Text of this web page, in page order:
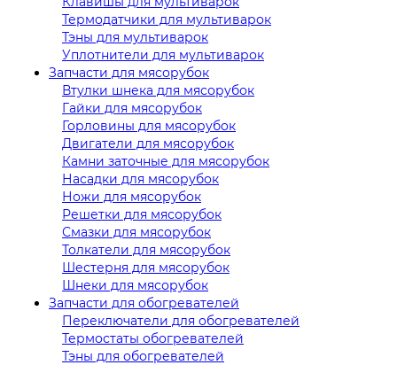
Термодатчики для мультиварок
Тэны для мультиварок
Уплотнители для мультиварок
Запчасти для мясорубок
Втулки шнека для мясорубок
Гайки для мясорубок
Горловины для мясорубок
Двигатели для мясорубок
Камни заточные для мясорубок
Насадки для мясорубок
Ножи для мясорубок
Решетки для мясорубок
Смазки для мясорубок
Толкатели для мясорубок
Шестерня для мясорубок
Шнеки для мясорубок
Запчасти для обогревателей
Переключатели для обогревателей
Термостаты обогревателей
Тэны для обогревателей